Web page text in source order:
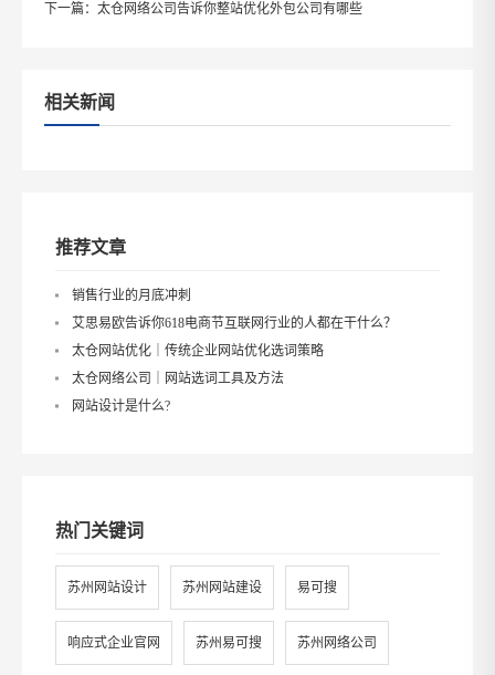
下一篇： 太仓网络公司告诉你整站优化外包公司有哪些
相关新闻
推荐文章
销售行业的月底冲刺
艾思易欧告诉你618电商节互联网行业的人都在干什么？
太仓网站优化｜传统企业网站优化选词策略
太仓网络公司｜网站选词工具及方法
网站设计是什么?
热门关键词
苏州网站设计 苏州网站建设 易可搜
响应式企业官网 苏州易可搜 苏州网络公司